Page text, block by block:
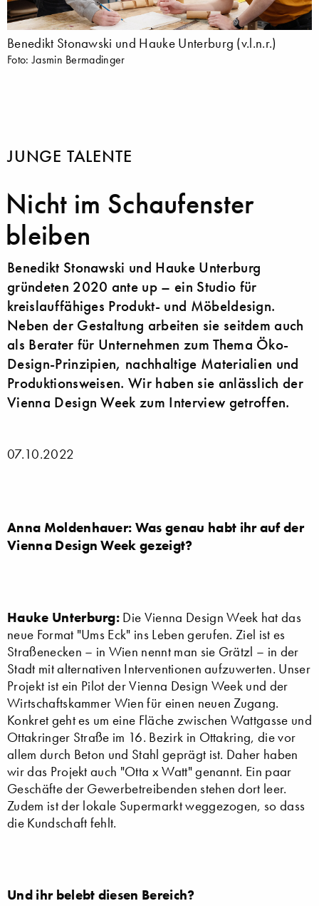
Benedikt Stonawski und Hauke Unterburg (v.l.n.r.)
Foto: Jasmin Bermadinger
JUNGE TALENTE
Nicht im Schaufenster
bleiben
Benedikt Stonawski und Hauke Unterburg
gründeten 2020 ante up – ein Studio für
kreislauffähiges Produkt- und Möbeldesign.
Neben der Gestaltung arbeiten sie seitdem auch
als Berater für Unternehmen zum Thema Öko-
Design-Prinzipien, nachhaltige Materialien und
Produktionsweisen. Wir haben sie anlässlich der
Vienna Design Week zum Interview getroffen.
07.10.2022
Anna Moldenhauer: Was genau habt ihr auf der
Vienna Design Week gezeigt?
Hauke Unterburg: Die Vienna Design Week hat das
neue Format "Ums Eck" ins Leben gerufen. Ziel ist es
Straßenecken – in Wien nennt man sie Grätzl – in der
Stadt mit alternativen Interventionen aufzuwerten. Unser
Projekt ist ein Pilot der Vienna Design Week und der
Wirtschaftskammer Wien für einen neuen Zugang.
Konkret geht es um eine Fläche zwischen Wattgasse und
Ottakringer Straße im 16. Bezirk in Ottakring, die vor
allem durch Beton und Stahl geprägt ist. Daher haben
wir das Projekt auch "Otta x Watt" genannt. Ein paar
Geschäfte der Gewerbetreibenden stehen dort leer.
Zudem ist der lokale Supermarkt weggezogen, so dass
die Kundschaft fehlt.
Und ihr belebt diesen Bereich?